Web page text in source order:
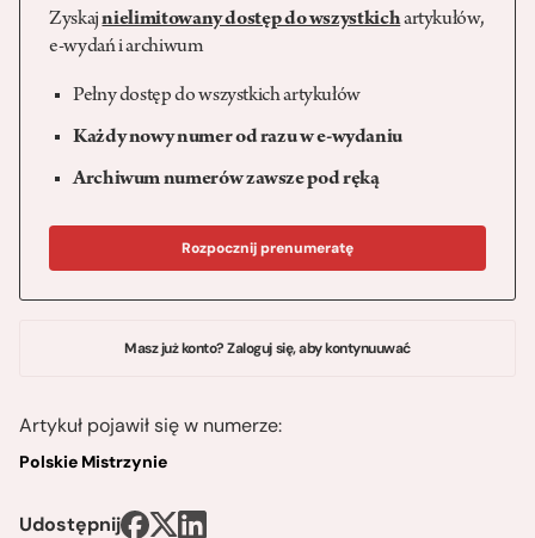
Zyskajnielimitowany dostęp do wszystkichartykułów,
e-wydań i archiwum
Pełny dostęp do wszystkich artykułów
Każdy nowy numer od razu w e-wydaniu
Archiwum numerów zawsze pod ręką
Rozpocznij prenumeratę
Masz już konto? Zaloguj się, aby kontynuuwać
Artykuł pojawił się w numerze:
Polskie Mistrzynie
Udostępnij